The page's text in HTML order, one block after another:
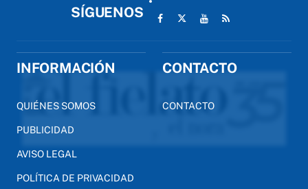
SÍGUENOS
INFORMACIÓN
QUIÉNES SOMOS
PUBLICIDAD
AVISO LEGAL
POLÍTICA DE PRIVACIDAD
CONTACTO
CONTACTO